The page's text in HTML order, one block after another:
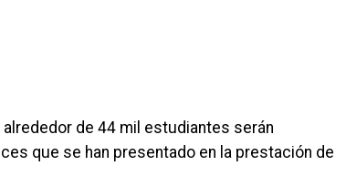
de 44 mil estudiantes serán
que se han presentado en la prestación de